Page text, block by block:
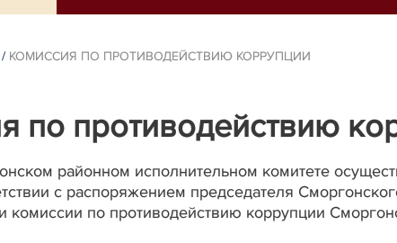
/ КОМИССИЯ ПО ПРОТИВОДЕЙСТВИЮ КОРРУПЦИИ
по противодействию
районном исполнительном комитете
с распоряжением председателя
комиссии по противодействию коррупции